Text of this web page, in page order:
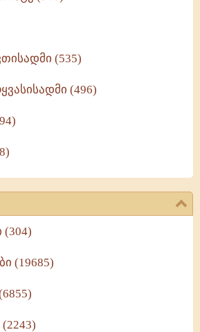
(535)
(496)
(19685)